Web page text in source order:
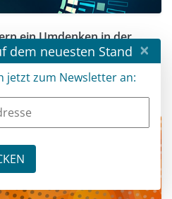
ein Umdenken in der
Vormarsch
dem neuesten Stand ×
jetzt zum Newsletter an: